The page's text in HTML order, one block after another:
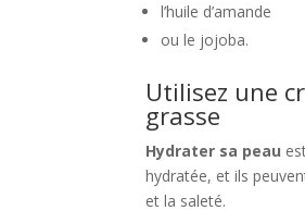
l’huile d’amande
ou le jojoba.
Utilisez une
grasse
Hydrater sa peau
hydratée, et ils
et la saleté.